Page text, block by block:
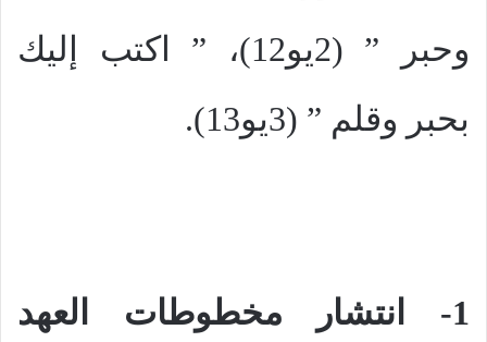
وحبر ” (2يو12)، ” اكتب إليك
بحبر وقلم ” (3يو13).
1- انتشار مخطوطات العهد